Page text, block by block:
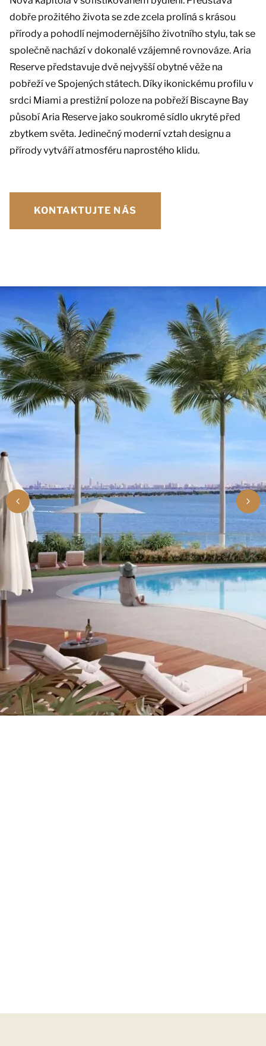
dobře prožitého života se zde zcela prolíná s krásou
přírody a pohodlí nejmodernějšího životního stylu, tak se
společně nachází v dokonalé vzájemné rovnováze. Aria
Reserve představuje dvě nejvyšší obytné věže na
pobřeží ve Spojených státech. Díky ikonickému profilu v
srdci Miami a prestižní poloze na pobřeží Biscayne Bay
působí Aria Reserve jako soukromé sídlo ukryté před
zbytkem světa. Jedinečný moderní vztah designu a
přírody vytváří atmosféru naprostého klidu.
KONTAKTUJTE NÁS